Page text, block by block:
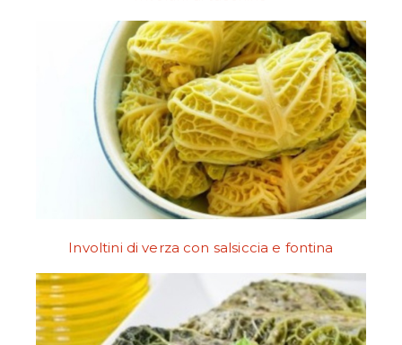
Involtini di verza con salsiccia e fontina